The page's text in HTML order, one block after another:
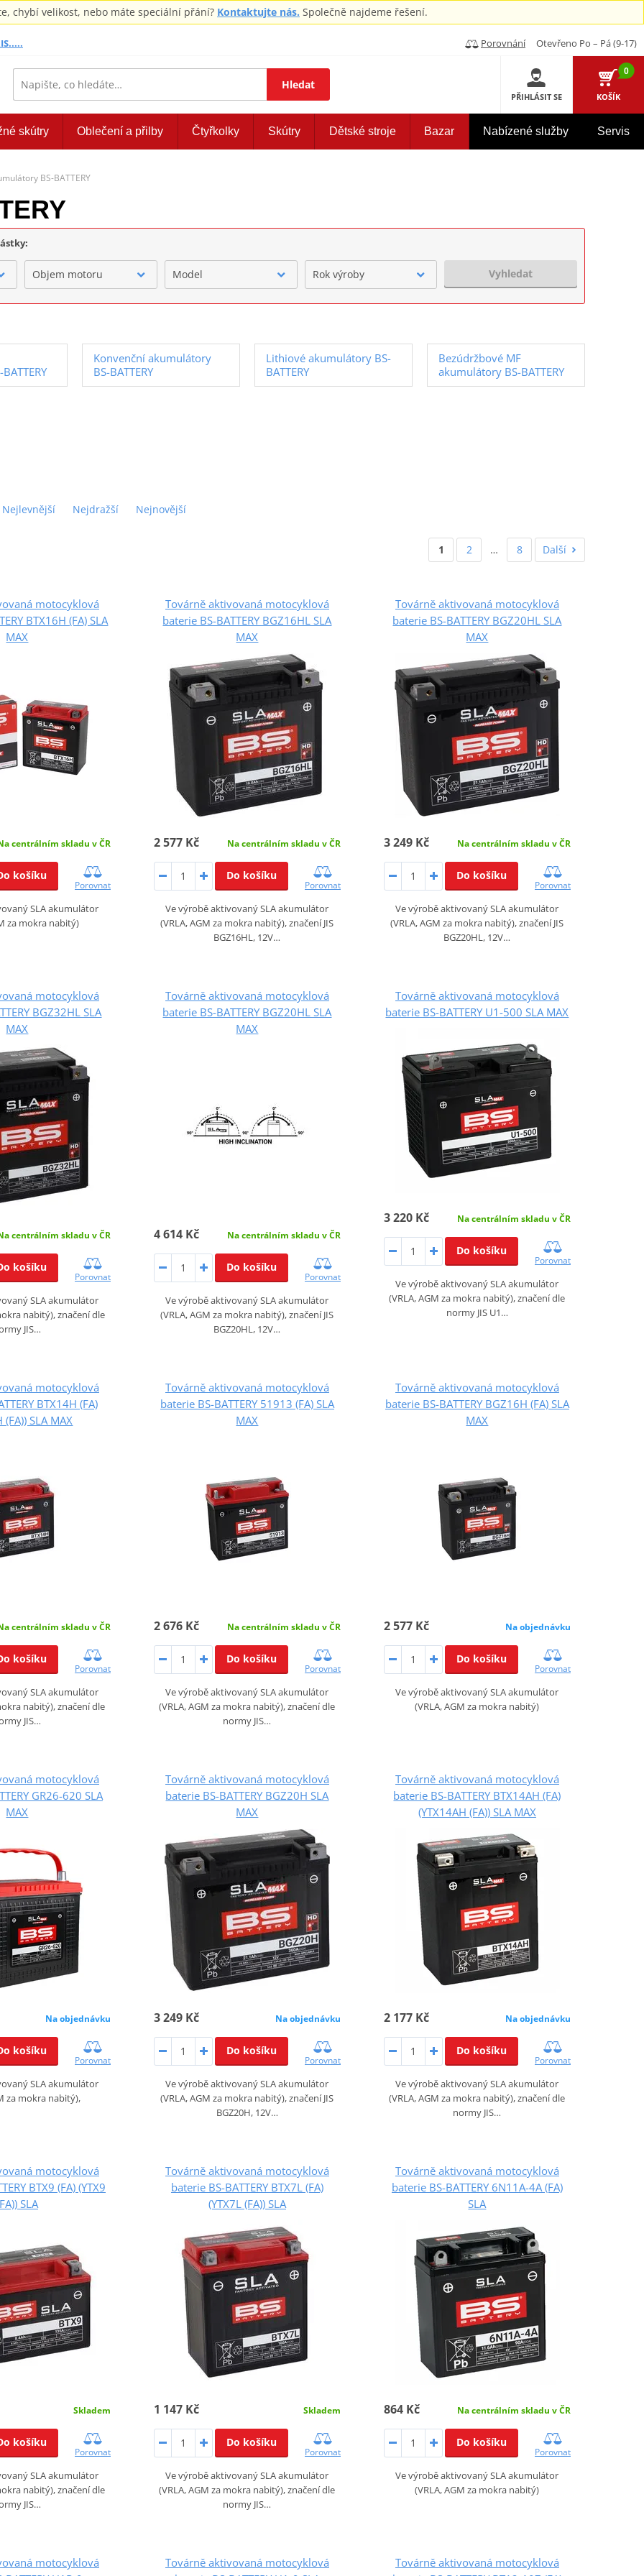
chybí velikost, nebo máte speciální přání? Kontaktujte nás. Společně najdeme řešení.
Porovnání Otevřeno Po – Pá (9-17)
Hledat
PŘIHLÁSIT SE
0
KOŠÍK
skútry Oblečení a přilby Čtyřkolky Skútry Dětské stroje Bazar Nabízené služby Servis
BS-BATTERY
Objem motoru Model Rok výroby Vyhledat
Konvenční akumulátory
BS-BATTERY
Lithiové akumulátory BS-
BATTERY
Bezúdržbové MF
akumulátory BS-BATTERY
Nejlevnější Nejdražší Nejnovější
1 2 … 8 Další
motocyklová
BTX16H (FA) SLA
MAX
centrálním skladu v ČR
košíku
Porovnat
SLA akumulátor
za mokra nabitý)
Továrně aktivovaná motocyklová
baterie BS-BATTERY BGZ16HL SLA
MAX
2 577 Kč Na centrálním skladu v ČR
Do košíku
Porovnat
Ve výrobě aktivovaný SLA akumulátor
(VRLA, AGM za mokra nabitý), značení JIS
BGZ16HL, 12V…
Továrně aktivovaná motocyklová
baterie BS-BATTERY BGZ20HL SLA
MAX
3 249 Kč Na centrálním skladu v ČR
Do košíku
Porovnat
Ve výrobě aktivovaný SLA akumulátor
(VRLA, AGM za mokra nabitý), značení JIS
BGZ20HL, 12V…
motocyklová
BGZ32HL SLA
MAX
centrálním skladu v ČR
košíku
Porovnat
SLA akumulátor
nabitý), značení dle
JIS…
Továrně aktivovaná motocyklová
baterie BS-BATTERY BGZ20HL SLA
MAX
4 614 Kč Na centrálním skladu v ČR
Do košíku
Porovnat
Ve výrobě aktivovaný SLA akumulátor
(VRLA, AGM za mokra nabitý), značení JIS
BGZ20HL, 12V…
Továrně aktivovaná motocyklová
baterie BS-BATTERY U1-500 SLA MAX
3 220 Kč Na centrálním skladu v ČR
Do košíku
Porovnat
Ve výrobě aktivovaný SLA akumulátor
(VRLA, AGM za mokra nabitý), značení dle
normy JIS U1…
motocyklová
BTX14H (FA)
(FA)) SLA MAX
centrálním skladu v ČR
košíku
Porovnat
SLA akumulátor
nabitý), značení dle
JIS…
Továrně aktivovaná motocyklová
baterie BS-BATTERY 51913 (FA) SLA
MAX
2 676 Kč Na centrálním skladu v ČR
Do košíku
Porovnat
Ve výrobě aktivovaný SLA akumulátor
(VRLA, AGM za mokra nabitý), značení dle
normy JIS…
Továrně aktivovaná motocyklová
baterie BS-BATTERY BGZ16H (FA) SLA
MAX
2 577 Kč Na objednávku
Do košíku
Porovnat
Ve výrobě aktivovaný SLA akumulátor
(VRLA, AGM za mokra nabitý)
motocyklová
GR26-620 SLA
MAX
Na objednávku
košíku
Porovnat
SLA akumulátor
za mokra nabitý),
Továrně aktivovaná motocyklová
baterie BS-BATTERY BGZ20H SLA
MAX
3 249 Kč Na objednávku
Do košíku
Porovnat
Ve výrobě aktivovaný SLA akumulátor
(VRLA, AGM za mokra nabitý), značení JIS
BGZ20H, 12V…
Továrně aktivovaná motocyklová
baterie BS-BATTERY BTX14AH (FA)
(YTX14AH (FA)) SLA MAX
2 177 Kč Na objednávku
Do košíku
Porovnat
Ve výrobě aktivovaný SLA akumulátor
(VRLA, AGM za mokra nabitý), značení dle
normy JIS…
motocyklová
BTX9 (FA) (YTX9
SLA
Skladem
košíku
Porovnat
SLA akumulátor
nabitý), značení dle
JIS…
Továrně aktivovaná motocyklová
baterie BS-BATTERY BTX7L (FA)
(YTX7L (FA)) SLA
1 147 Kč Skladem
Do košíku
Porovnat
Ve výrobě aktivovaný SLA akumulátor
(VRLA, AGM za mokra nabitý), značení dle
normy JIS…
Továrně aktivovaná motocyklová
baterie BS-BATTERY 6N11A-4A (FA)
SLA
864 Kč Na centrálním skladu v ČR
Do košíku
Porovnat
Ve výrobě aktivovaný SLA akumulátor
(VRLA, AGM za mokra nabitý)
motocyklová
Továrně aktivovaná motocyklová
Továrně aktivovaná motocyklová